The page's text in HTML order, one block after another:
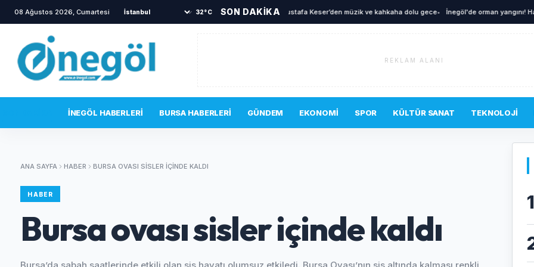
08 Ağustos 2026, Cumartesi 32°C SON DAKİKA
İnegöl'de samanlık yangını!• Mustafa Keser’den müzik ve kahkaha dolu gece• İnegöl'de orman yangını!
REKLAM ALANI
İNEGÖL HABERLERI BURSA HABERLERI GÜNDEM EKONOMI SPOR KÜLTÜR SANAT TEKNOLOJI
ANA SAYFA HABER BURSA OVASI SISLER IÇINDE KALDI
HABER
Bursa ovası sisler içinde kaldı
1